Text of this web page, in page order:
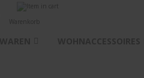
Warenkorb